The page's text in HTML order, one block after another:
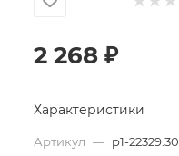
2 268 ₽
Характеристики
Артикул — p1-22329.30